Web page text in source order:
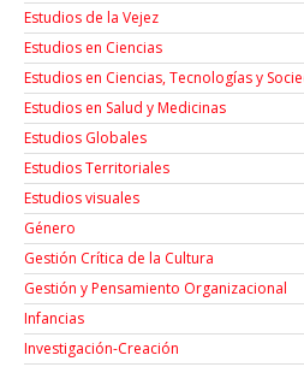
Estudios de la Vejez
Estudios en Ciencias
Estudios en Ciencias, Tecnologías y
Estudios en Salud y Medicinas
Estudios Globales
Estudios Territoriales
Estudios visuales
Género
Gestión Crítica de la Cultura
Gestión y Pensamiento Organizacional
Infancias
Investigación-Creación